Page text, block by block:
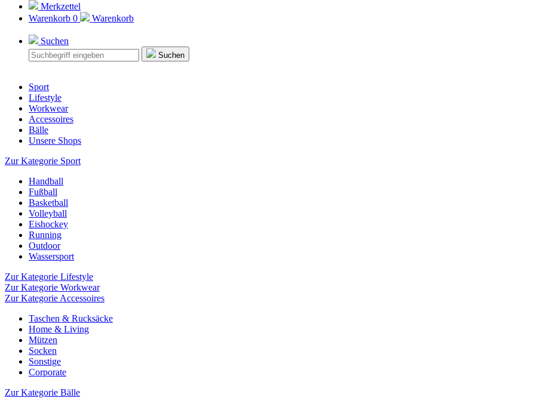
Merkzettel
Warenkorb 0 Warenkorb
Suchen
Suchen
Sport
Lifestyle
Workwear
Accessoires
Bälle
Unsere Shops
Zur Kategorie Sport
Handball
Fußball
Basketball
Volleyball
Eishockey
Running
Outdoor
Wassersport
Zur Kategorie Lifestyle
Zur Kategorie Workwear
Zur Kategorie Accessoires
Taschen & Rucksäcke
Home & Living
Mützen
Socken
Sonstige
Corporate
Zur Kategorie Bälle